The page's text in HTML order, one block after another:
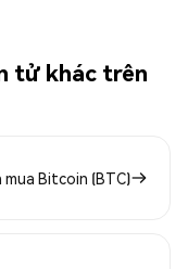
tử khác trên
mua Bitcoin (BTC)